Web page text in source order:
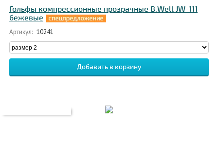
Гольфы компрессионные прозрачные B.Well JW-111
бежевые
Артикул: 10241